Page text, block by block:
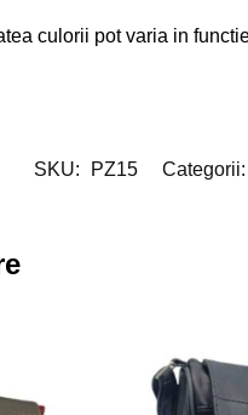
culorii pot varia in
SKU: PZ15 Categorii: